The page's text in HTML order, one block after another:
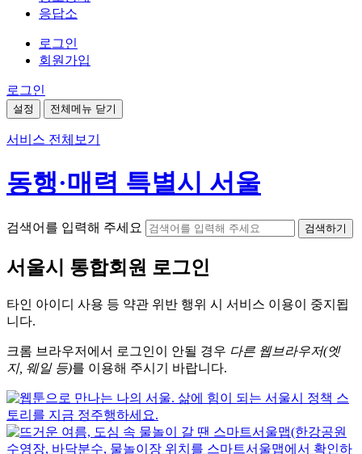
응답소
로그인
회원가입
로그인
설정 전체메뉴 닫기
서비스 전체보기
동행·매력 특별시 서울
검색어를 입력해 주세요 검색하기
서울시 통합회원 로그인
타인 아이디 사용 등 약관 위반 행위 시 서비스 이용이 중지됩
니다.
크롬 브라우저에서 로그인이 안될 경우 다른 웹브라우저(엣
지, 웨일 등)를 이용해 주시기 바랍니다.